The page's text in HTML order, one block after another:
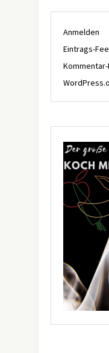
Anmelden
Eintrags-